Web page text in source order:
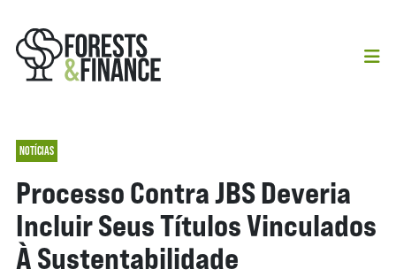
NOTÍCIAS
Processo Contra JBS Deveria
Incluir Seus Títulos Vinculados
À Sustentabilidade